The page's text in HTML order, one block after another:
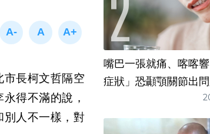
長柯文哲隔空
得不滿的說，
別人不一樣，對
嘴巴一張就痛、喀喀